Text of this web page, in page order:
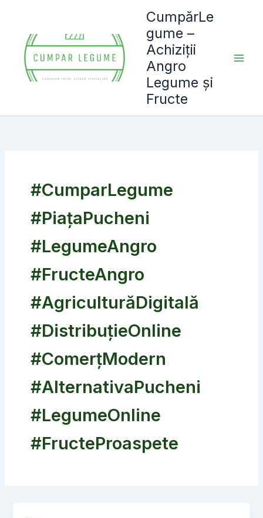
content
CumpărLe
gume –
Achiziții
Angro
Legume și
Fructe
#CumparLegume
#PiațaPucheni
#LegumeAngro
#FructeAngro
#AgriculturăDigitală
#DistribuțieOnline
#ComerțModern
#AlternativaPucheni
#LegumeOnline
#FructeProaspete